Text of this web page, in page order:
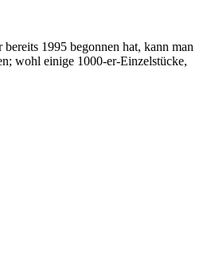
1995 begonnen hat, kann man
wohl einige 1000-er-Einzelstücke,